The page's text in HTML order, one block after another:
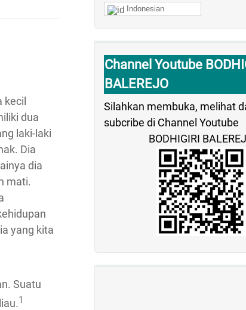
Indonesian
Channel Youtube
BALEREJO
Silahkan membuka, melihat
subcribe di Channel Youtube
BODHIGIRI
dua
laki-laki
Dia
dia
mati.
yang kita
Suatu
1